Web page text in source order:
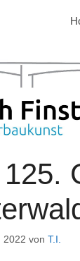
2022 von T.I.